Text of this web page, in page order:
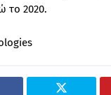
το 2020.